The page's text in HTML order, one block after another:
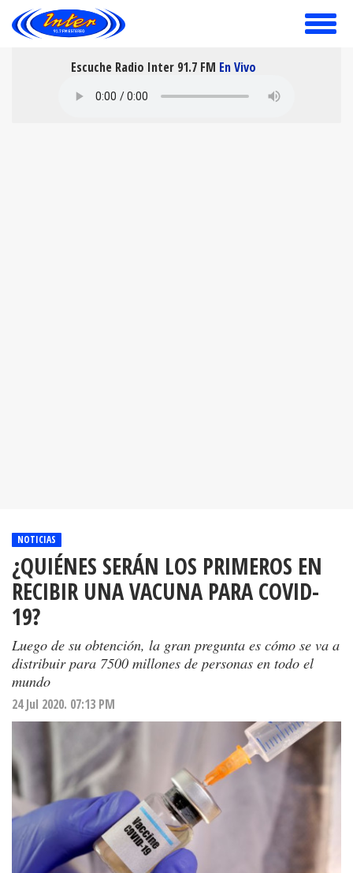
toggle
Escuche Radio Inter 91.7 FM En Vivo
NOTICIAS
¿QUIÉNES SERÁN LOS PRIMEROS EN
RECIBIR UNA VACUNA PARA COVID-
19?
Luego de su obtención, la gran pregunta es cómo se va a
distribuir para 7500 millones de personas en todo el
mundo
24 Jul 2020. 07:13 PM